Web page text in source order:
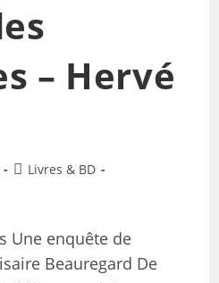
– Hervé
Livres & BD
Une enquête de
Beauregard De